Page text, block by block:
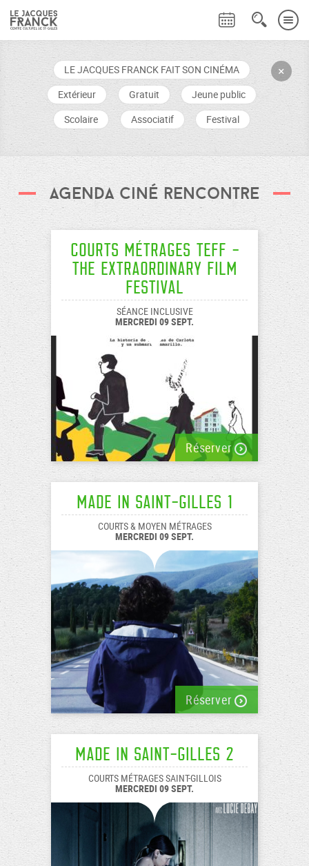
+
LE JACQUES FRANCK FAIT SON CINÉMA
Extérieur
Gratuit
Jeune public
Scolaire
Associatif Festival
agenda ciné rencontre
Courts Métrages TEFF -
The Extraordinary Film
Festival
SÉANCE INCLUSIVE
MERCREDI 09 SEPT.
Réserver
Made In Saint-Gilles 1
COURTS & MOYEN MÉTRAGES
MERCREDI 09 SEPT.
Réserver
Made In Saint-Gilles 2
COURTS MÉTRAGES SAINT-GILLOIS
MERCREDI 09 SEPT.